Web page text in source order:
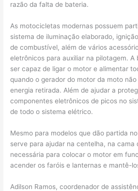
razão da falta de bateria.
As motocicletas modernas possuem
sistema de iluminação elaborado,
de combustível, além de vários
eletrônicos para auxiliar na pilotagem. A
ser capaz de ligar o motor e alimentar
quando o gerador do motor da moto
energia retirada. Além de ajudar a
componentes eletrônicos de picos no
de todo o sistema elétrico.
Mesmo para modelos que dão partida
serve para ajudar na centelha, na cama
necessária para colocar o motor em
acender os faróis e lanternas e mantê-
Adilson Ramos, coordenador de